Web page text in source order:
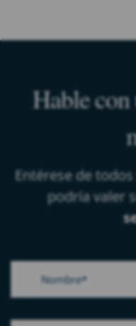
Hable
Entérese de
podría valer